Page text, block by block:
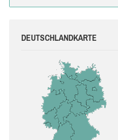
DEUTSCHLANDKARTE